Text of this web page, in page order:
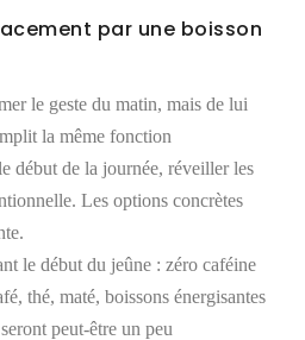
par une boisson
le geste du matin, mais de lui
la même fonction
début de la journée, réveiller les
Les options concrètes
le début du jeûne : zéro caféine
thé, maté, boissons énergisantes
peut-être un peu